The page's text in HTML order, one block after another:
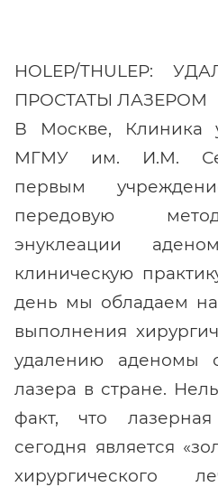
HOLEP/THULEP:
ПРОСТАТЫ ЛАЗЕРОМ
В Москве, Клиника
МГМУ им. И.М.
первым
передовую
энуклеации
клиническую
день мы обладаем
выполнения
удалению аденомы
лазера в стране.
факт, что
сегодня является
хирургического